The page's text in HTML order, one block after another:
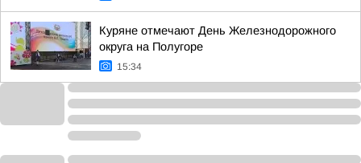
Куряне отмечают День Железнодорожного
округа на Полугоре
15:34